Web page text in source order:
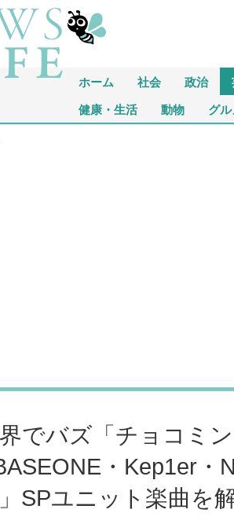
ホーム 社会 政治
健康・生活 動物 グル
でバズ「チョコミ
・Kep1er・
SPユニット楽曲を